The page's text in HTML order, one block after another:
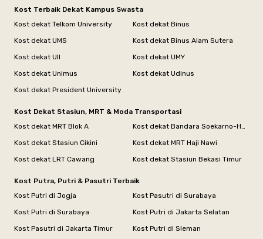
Kost Terbaik Dekat Kampus Swasta
Kost dekat Telkom University
Kost dekat Binus
Kost dekat UMS
Kost dekat Binus Alam Sutera
Kost dekat UII
Kost dekat UMY
Kost dekat Unimus
Kost dekat Udinus
Kost dekat President University
Kost Dekat Stasiun, MRT & Moda Transportasi
Kost dekat MRT Blok A
Kost dekat Bandara Soekarno-Hatta
Kost dekat Stasiun Cikini
Kost dekat MRT Haji Nawi
Kost dekat LRT Cawang
Kost dekat Stasiun Bekasi Timur
Kost Putra, Putri & Pasutri Terbaik
Kost Putri di Jogja
Kost Pasutri di Surabaya
Kost Putri di Surabaya
Kost Putri di Jakarta Selatan
Kost Pasutri di Jakarta Timur
Kost Putri di Sleman